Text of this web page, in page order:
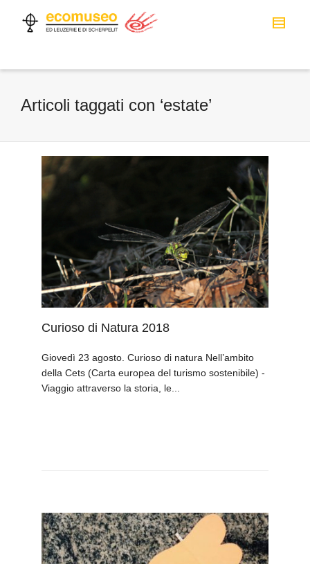
Articoli taggati con ‘estate’
Curioso di Natura 2018
Giovedì 23 agosto. Curioso di natura Nell’ambito
della Cets (Carta europea del turismo sostenibile) -
Viaggio attraverso la storia, le...